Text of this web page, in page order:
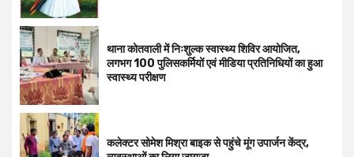
थाना कोतवाली में निःशुल्क स्वास्थ्य शिविर आयोजित,
लगभग 100 पुलिसकर्मियों एवं मीडिया प्रतिनिधियों का हुआ
स्वास्थ्य परीक्षण
कलेक्टर सोमेश मिश्रा बाइक से पहुंचे मूंग उपार्जन केंद्र,